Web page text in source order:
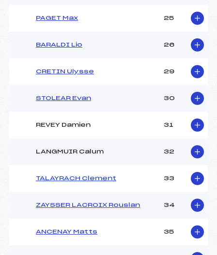
PAGET Max 25
BARALDI Lio 26
CRETIN Ulysse 29
STOLEAR Evan 30
REVEY Damien 31
LANGMUIR Calum 32
TALAYRACH Clement 33
ZAYSSER LACROIX Rouslan 34
ANCENAY Matts 35